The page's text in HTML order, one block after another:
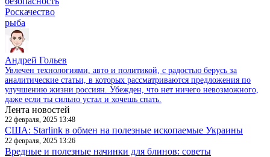
Роскачество
рыба
Андрей Гольев
Увлечен технологиями, авто и политикой, с радостью берусь за
аналитические статьи, в которых рассматриваются предложения по
улучшению жизни россиян. Убежден, что нет ничего невозможного,
даже если ты сильно устал и хочешь спать.
Лента новостей
22 февраля, 2025 13:48
США: Starlink в обмен на полезные ископаемые Украины
22 февраля, 2025 13:26
Вредные и полезные начинки для блинов: советы